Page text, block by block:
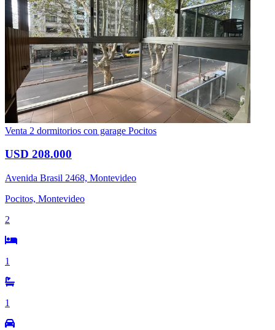
Venta 2 dormitorios con garage Pocitos
USD 208.000
Avenida Brasil 2468, Montevideo
Pocitos, Montevideo
2
1
1